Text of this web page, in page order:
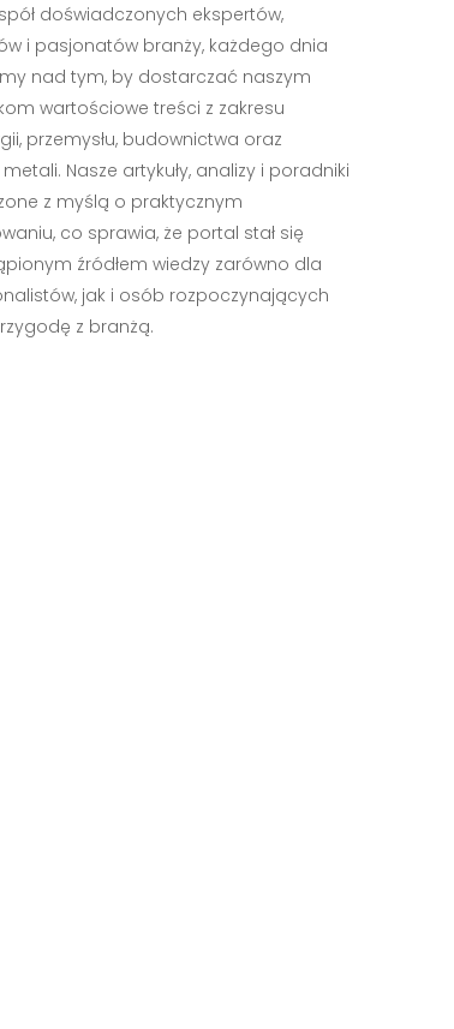
doświadczonych ekspertów,
i pasjonatów branży, każdego dnia
nad tym, by dostarczać naszym
wartościowe treści z zakresu
przemysłu, budownictwa oraz
Nasze artykuły, analizy i poradniki
z myślą o praktycznym
co sprawia, że portal stał się
źródłem wiedzy zarówno dla
jak i osób rozpoczynających
z branżą.